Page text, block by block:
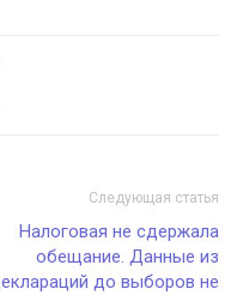
Следующая статья
Налоговая не сдержала
обещание. Данные из
до выборов не